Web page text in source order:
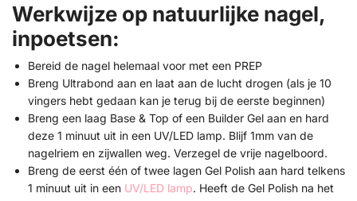
Werkwijze op natuurlijke nagel,
inpoetsen:
Bereid de nagel helemaal voor met een PREP
Breng Ultrabond aan en laat aan de lucht drogen (als je 10
vingers hebt gedaan kan je terug bij de eerste beginnen)
Breng een laag Base & Top of een Builder Gel aan en hard
deze 1 minuut uit in een UV/LED lamp. Blijf 1mm van de
nagelriem en zijwallen weg. Verzegel de vrije nagelboord.
Breng de eerst één of twee lagen Gel Polish aan hard telkens
1 minuut uit in een UV/LED lamp. Heeft de Gel Polish na het